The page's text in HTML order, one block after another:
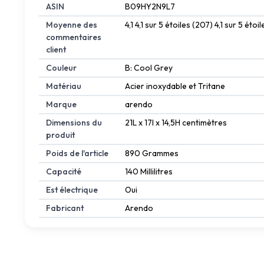
ASIN
B09HY2N9L7
Moyenne des
commentaires
client
4,1 4,1 sur 5 étoiles (207) 4,1 sur 5
Couleur
B: Cool Grey
Matériau
Acier inoxydable et Tritane
Marque
arendo
Dimensions du
produit
21L x 17l x 14,5H centimètres
Poids de l'article
890 Grammes
Capacité
140 Millilitres
Est électrique
Oui
Fabricant
Arendo